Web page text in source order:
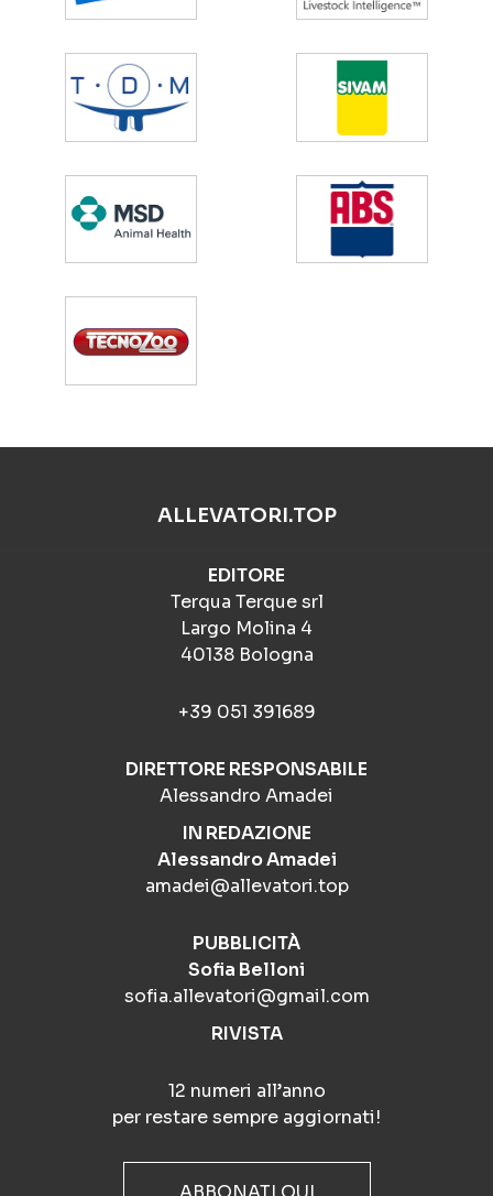
ALLEVATORI.TOP
EDITORE
Terqua Terque srl
Largo Molina 4
40138 Bologna
+39 051 391689
DIRETTORE RESPONSABILE
Alessandro Amadei
IN REDAZIONE
Alessandro Amadei
amadei@allevatori.top
PUBBLICITÀ
Sofia Belloni
sofia.allevatori@gmail.com
RIVISTA
12 numeri all’anno
per restare sempre aggiornati!